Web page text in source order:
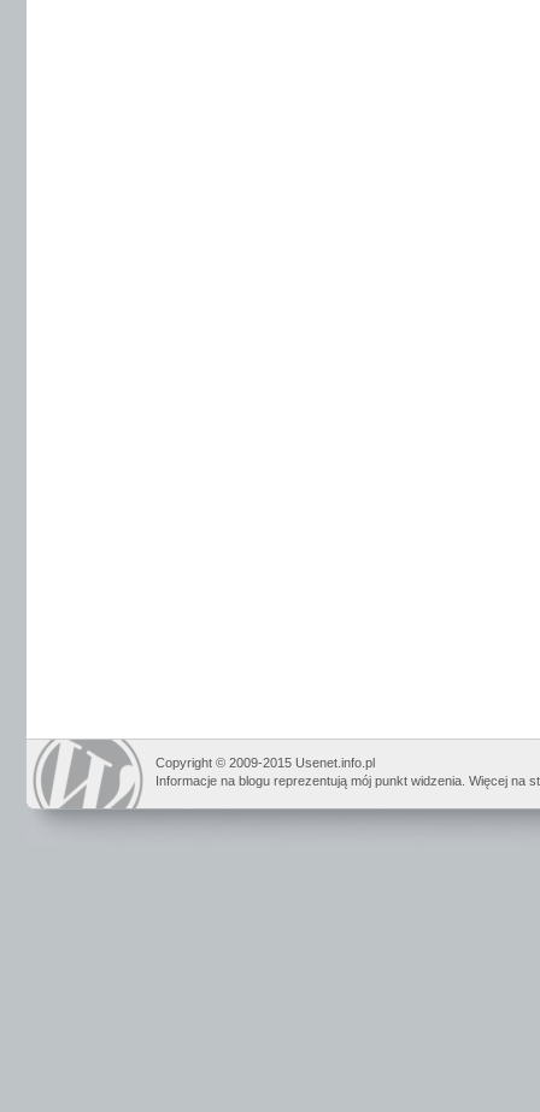
Copyright © 2009-2015 Usenet.info.pl
Informacje na blogu reprezentują mój punkt widzenia. Więcej na